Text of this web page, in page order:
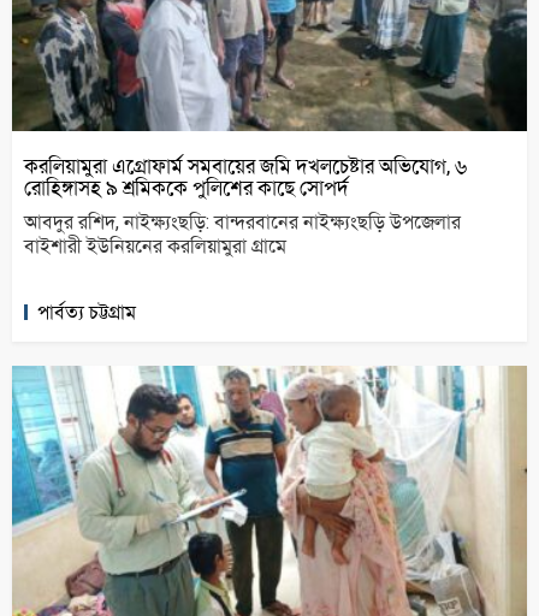
করলিয়ামুরা এগ্রোফার্ম সমবায়ের জমি দখলচেষ্টার অভিযোগ, ৬
রোহিঙ্গাসহ ৯ শ্রমিককে পুলিশের কাছে সোপর্দ
আবদুর রশিদ, নাইক্ষ্যংছড়ি: বান্দরবানের নাইক্ষ্যংছড়ি উপজেলার
বাইশারী ইউনিয়নের করলিয়ামুরা গ্রামে
পার্বত্য চট্টগ্রাম